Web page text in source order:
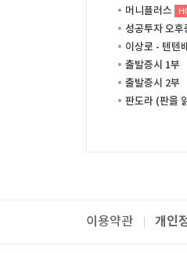
머니플러스
성공투자 오후
이상로 - 텐텐
출발증시 1부
출발증시 2부
판도라 (판을
이용약관 개인
패밀리사